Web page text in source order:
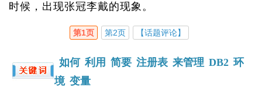
时候，出现张冠李戴的现象。
第1页 第2页 【话题评论】
如何 利用 简要 注册表 来管理 DB2 环
境 变量